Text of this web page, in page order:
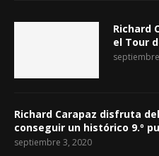
Richard
el Tour
Richard Carapaz disfruta
conseguir un histórico 9.º
septiembre 3, 2020